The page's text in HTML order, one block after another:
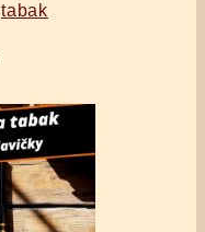
tabak